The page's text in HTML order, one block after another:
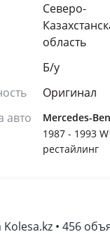
Северо-
область
Б/y
Оригинал
авто
Mercedes-
1987 - 1993
рестайлинг
Kolesa.kz • 456